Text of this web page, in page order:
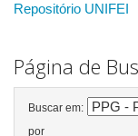
Repositório UNIFEI
Página de
Buscar em:
por